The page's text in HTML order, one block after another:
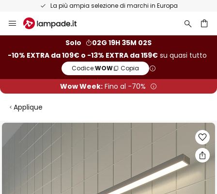
La più ampia selezione di marchi in Europa
Salta
al
Solo
02G 19H 35M 02S
-10% EXTRA da 109€ o -13% EXTRA da 159€ su quasi tutto
Codice:WOW Copia
Wow Week: Fino al -70%
Applique
Vai
alla